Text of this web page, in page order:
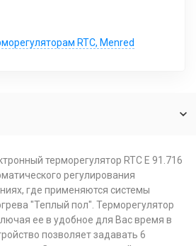
RTC, Menred
терморегулятор RTC E 91.716
регулирования
где применяются системы
"Теплый пол". Терморегулятор
ее в удобное для Вас время в
позволяет задавать 6